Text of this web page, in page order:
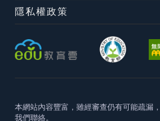
隱私權政策
本網站內容豐富，雖經審查仍有可能疏漏，
我們聯絡。